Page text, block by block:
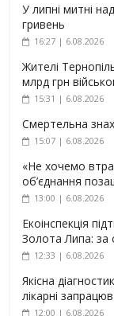
У липні митні
гривень
16:27 | 6.08.2026
Жителі
млрд грн
15:31 | 6.08.2026
Смертельна
15:07 | 6.08.2026
«Не хочемо
об’єднання
13:00 | 6.08.2026
Екоінспекція
Золота Липа: за
12:33 | 6.08.2026
Якісна
лікарні
12:00 | 6.08.2026